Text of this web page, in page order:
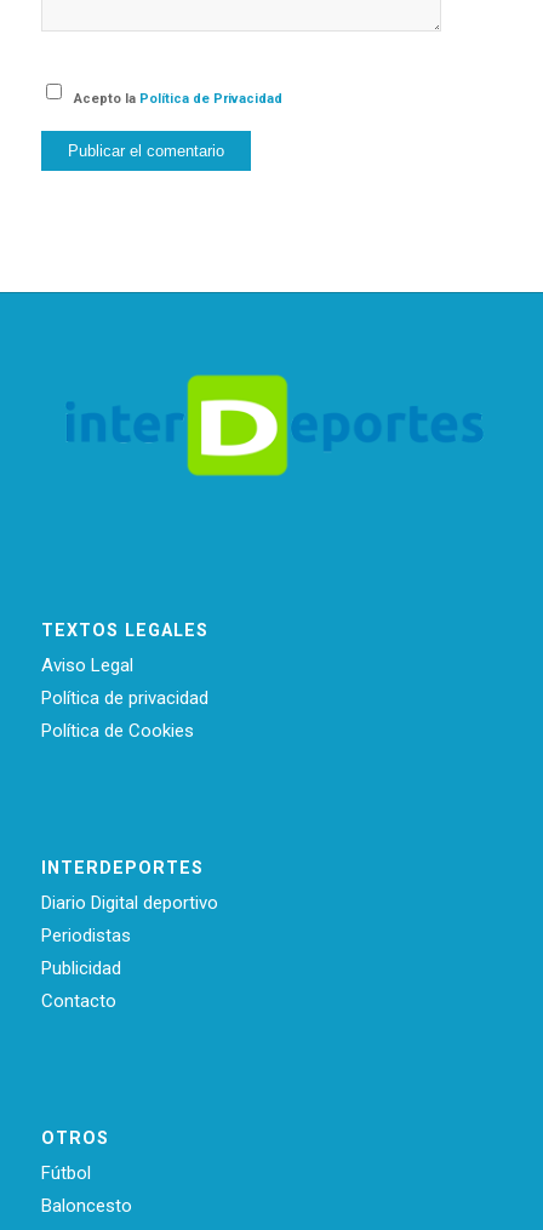
Acepto la Política de Privacidad
TEXTOS LEGALES
Aviso Legal
Política de privacidad
Política de Cookies
INTERDEPORTES
Diario Digital deportivo
Periodistas
Publicidad
Contacto
OTROS
Fútbol
Baloncesto